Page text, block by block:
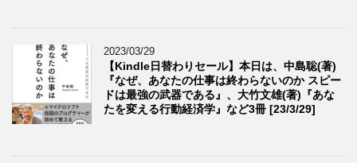
2023/03/29
【Kindle日替わりセール】本日は、中島聡(著)
『なぜ、あなたの仕事は終わらないのか スピー
ドは最強の武器である』、大竹文雄(著)『あな
たを変える行動経済学』など3冊 [23/3/29]